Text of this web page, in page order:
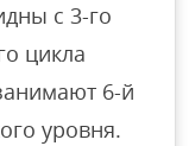
с 3-го
цикла
6-й
уровня.